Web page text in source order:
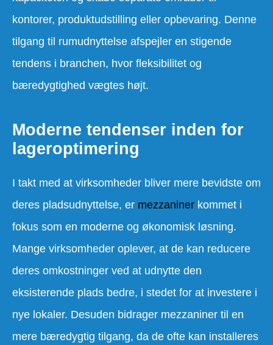
kontorer, produktudstilling eller opbevaring. Denne
tilgang til rumudnyttelse afspejler en stigende
tendens i branchen, hvor fleksibilitet og
bæredygtighed vægtes højt.
Moderne tendenser inden for
lageroptimering
I takt med at virksomheder bliver mere bevidste om
deres pladsudnyttelse, er mezzaniner kommet i
fokus som en moderne og økonomisk løsning.
Mange virksomheder oplever, at de kan reducere
deres omkostninger ved at udnytte den
eksisterende plads bedre, i stedet for at investere i
nye lokaler. Desuden bidrager mezzaniner til en
mere bæredygtig tilgang, da de ofte kan installeres